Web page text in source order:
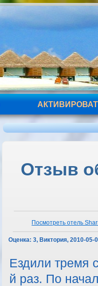
Отзыв
Посмотреть отель
Оценка: 3, Виктория, 2010-05-
Ездили тремя
й раз. По